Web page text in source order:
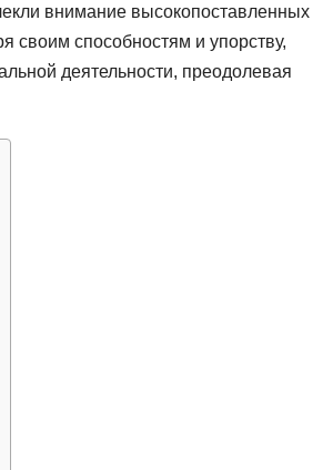
внимание высокопоставленных
своим способностям и упорству,
деятельности, преодолевая